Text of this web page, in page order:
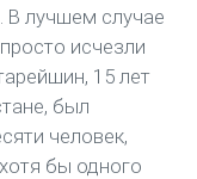
В лучшем случае
исчезли
15 лет
был
человек,
бы одного